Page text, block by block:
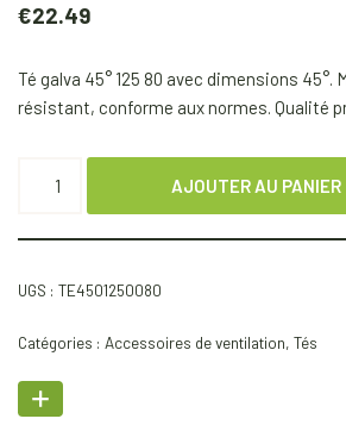
€22.49
Té galva 45° 125 80 avec dimensions 45°.
résistant, conforme aux normes. Qualité
AJOUTER AU PANIER
UGS : TE4501250080
Catégories : Accessoires de ventilation, Tés